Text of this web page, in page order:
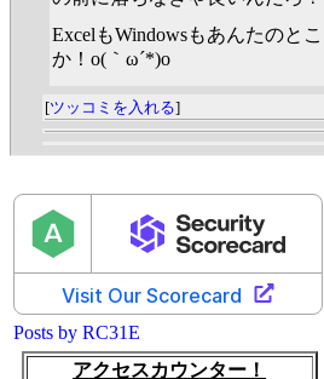
ExcelもWindowsもあんたのと
か！o(｀ω´*)o
[ツッコミを入れる]
Posts by RC31E
アクセスカウンター！